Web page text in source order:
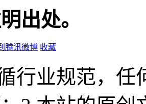
出处。
腾讯微博 收藏
行业规范，